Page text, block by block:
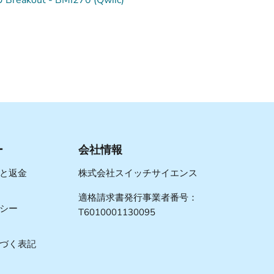
返金
ー
く表記
会社情報
株式会社スイッチサイエンス
適格請求書発行事業者番号：
T6010001130095